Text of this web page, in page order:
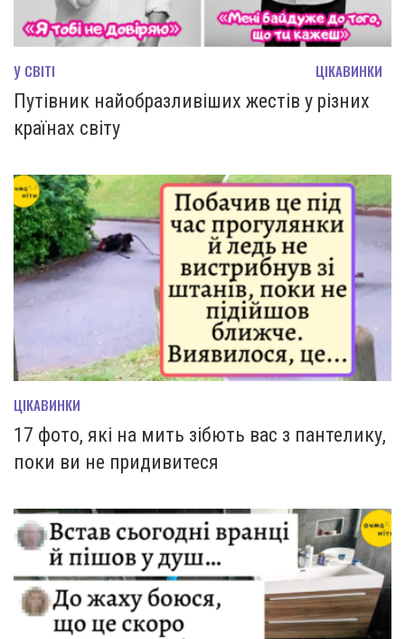
У СВІТІ ЦІКАВИНКИ
Путівник найобразливіших жестів у різних
країнах світу
ЦІКАВИНКИ
17 фото, які на мить зiбють вас з пантелику,
поки ви не придивитеся